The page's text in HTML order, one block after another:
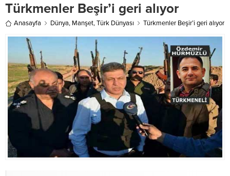
Türkmenler Beşir’i geri alıyor
Anasayfa Dünya, Manşet,Türk Dünyası Türkmenler Beşir’i geri alıyor